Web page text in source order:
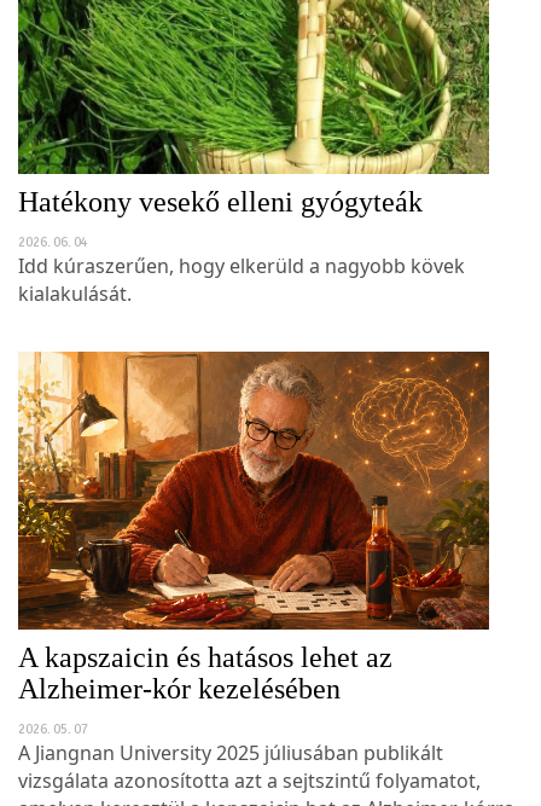
Hatékony vesekő elleni gyógyteák
2026. 06. 04
Idd kúraszerűen, hogy elkerüld a nagyobb kövek
kialakulását.
A kapszaicin és hatásos lehet az
Alzheimer-kór kezelésében
2026. 05. 07
A Jiangnan University 2025 júliusában publikált
vizsgálata azonosította azt a sejtszintű folyamatot,